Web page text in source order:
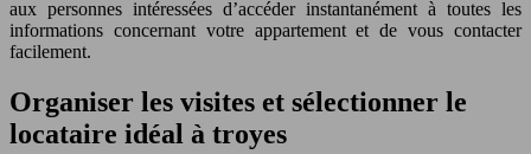
aux personnes intéressées d’accéder instantanément à toutes les
informations concernant votre appartement et de vous contacter
facilement.
Organiser les visites et sélectionner le
locataire idéal à troyes